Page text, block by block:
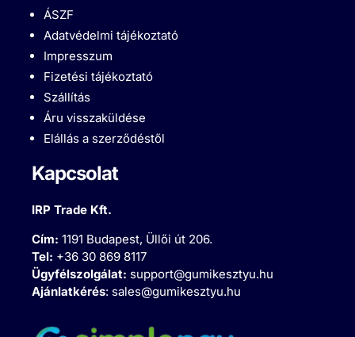
ÁSZF
Adatvédelmi tájékoztató
Impresszum
Fizetési tájékoztató
Szállítás
Áru visszaküldése
Elállás a szerződéstől
Kapcsolat
IRP Trade Kft.
Cím:1191 Budapest, Üllői út 206.
Tel: +36 30 869 8117
Ügyfélszolgálat: support@gumikesztyu.hu
Ajánlatkérés: sales@gumikesztyu.hu